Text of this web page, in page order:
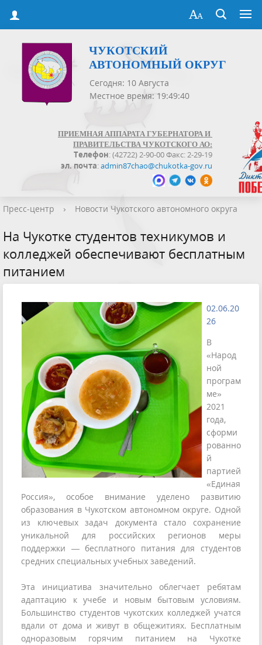
ЧУКОТСКИЙ
АВТОНОМНЫЙ ОКРУГ
Сегодня: 10 Августа
Местное время: 19:49:40
ПРИЕМНАЯ АППАРАТА ГУБЕРНАТОРА И
ПРАВИТЕЛЬСТВА ЧУКОТСКОГО АО:
Телефон: (42722) 2-90-00 Факс: 2-29-19
эл. почта:admin87chao@chukotka-gov.ru
Пресс-центр › Новости Чукотского автономного округа
На Чукотке студентов техникумов и
колледжей обеспечивают бесплатным
питанием
02.06.20
26
В
«Народ
ной
програм
ме»
2021
года,
сформи
рованно
й
партией
«Единая
Россия», особое внимание уделено развитию
образования в Чукотском автономном округе. Одной
из ключевых задач документа стало сохранение
уникальной для российских регионов меры
поддержки — бесплатного питания для студентов
средних специальных учебных заведений.
Эта инициатива значительно облегчает ребятам
адаптацию к учебе и новым бытовым условиям.
Большинство студентов чукотских колледжей учатся
вдали от дома и живут в общежитиях. Бесплатным
одноразовым горячим питанием на Чукотке